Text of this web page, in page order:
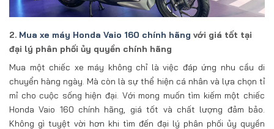
2. Mua xe máy Honda Vaio 160 chính hãng với giá tốt tại
đại lý phân phối ủy quyền chính hãng
Mua một chiếc xe máy không chỉ là việc đáp ứng nhu cầu di
chuyển hàng ngày. Mà còn là sự thể hiện cá nhân và lựa chọn tỉ
mỉ cho cuộc sống hiện đại. Với mong muốn tìm kiếm một chiếc
Honda Vaio 160 chính hãng, giá tốt và chất lượng đảm bảo.
Không gì tuyệt vời hơn khi tìm đến đại lý phân phối ủy quyền